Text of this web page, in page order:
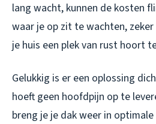
lang wacht, kunnen de kosten
waar je op zit te wachten,
je huis een plek van rust hoort
Gelukkig is er een oplossing
hoeft geen hoofdpijn op te
breng je je dak weer in